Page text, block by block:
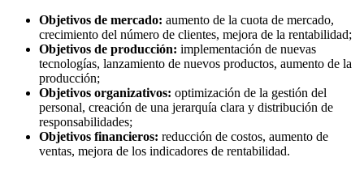
Objetivos de mercado: aumento de la cuota de mercado,
crecimiento del número de clientes, mejora de la rentabilidad;
Objetivos de producción: implementación de nuevas
tecnologías, lanzamiento de nuevos productos, aumento de la
producción;
Objetivos organizativos: optimización de la gestión del
personal, creación de una jerarquía clara y distribución de
responsabilidades;
Objetivos financieros: reducción de costos, aumento de
ventas, mejora de los indicadores de rentabilidad.